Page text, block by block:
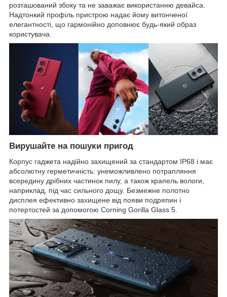
розташований збоку та не заважає використанню девайса.
Надтонкий профіль пристрою надає йому витонченої
елегантності, що гармонійно доповнює будь-який образ
користувача.
Вирушайте на пошуки пригод
Корпус гаджета надійно захищений за стандартом IP68 і має
абсолютну герметичність: унеможливлено потрапляння
всередину дрібних частинок пилу, а також крапель вологи,
наприклад, під час сильного дощу. Безмежне полотно
дисплея ефективно захищене від появи подряпин і
потертостей за допомогою Corning Gorilla Glass 5.